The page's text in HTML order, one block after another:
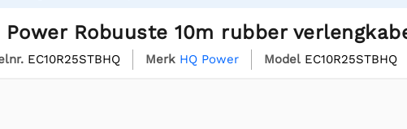
Power Robuuste 10m rubber
EC10R25STBHQ Merk HQ Power Model EC10R25STBHQ